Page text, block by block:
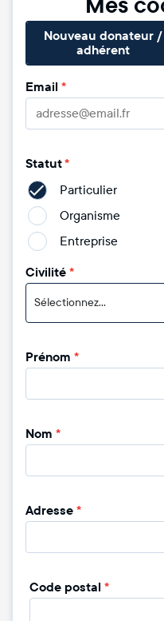
Nouveau donateur /
adhérent
Email *
Statut*
Particulier
Organisme
Entreprise
Civilité*
Sélectionnez...
Prénom *
Nom *
Adresse*
Code postal *